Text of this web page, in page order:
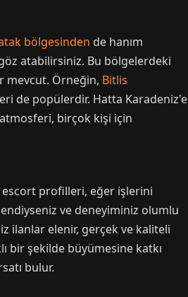
bölgesinden de hanım
atabilirsiniz. Bu bölgelerdeki
mevcut. Örneğin, Bitlis
de popülerdir. Hatta Karadeniz'e
birçok kişi için
escort profilleri, eğer işlerini
ve deneyiminiz olumlu
ilanlar elenir, gerçek ve kaliteli
bir şekilde büyümesine katkı
bulur.